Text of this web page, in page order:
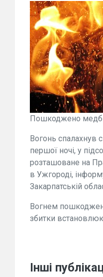
Пошкоджено
Вогонь спалахнув
першої ночі, у
розташоване на
в Ужгороді,
Закарпатській
Вогнем
збитки
Інші